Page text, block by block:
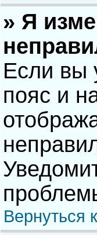
» Я
Если вы
пояс и
Вернуться